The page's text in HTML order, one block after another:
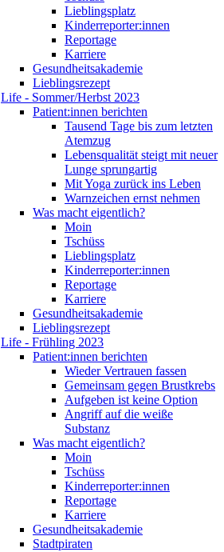
Lieblingsplatz
Kinderreporter:innen
Reportage
Karriere
Gesundheitsakademie
Lieblingsrezept
Life - Sommer/Herbst 2023
Patient:innen berichten
Tausend Tage bis zum letzten
Atemzug
Lebensqualität steigt mit neuer
Lunge sprungartig
Mit Yoga zurück ins Leben
Warnzeichen ernst nehmen
Was macht eigentlich?
Moin
Tschüss
Lieblingsplatz
Kinderreporter:innen
Reportage
Karriere
Gesundheitsakademie
Lieblingsrezept
Life - Frühling 2023
Patient:innen berichten
Wieder Vertrauen fassen
Gemeinsam gegen Brustkrebs
Aufgeben ist keine Option
Angriff auf die weiße
Substanz
Was macht eigentlich?
Moin
Tschüss
Kinderreporter:innen
Reportage
Karriere
Gesundheitsakademie
Stadtpiraten